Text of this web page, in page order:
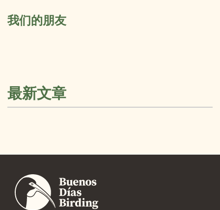
我们的朋友
最新文章